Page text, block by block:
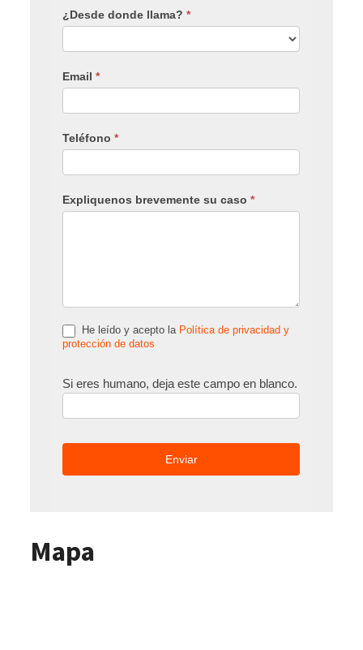
¿Desde donde llama?*
Email*
Teléfono*
Expliquenos brevemente su caso*
He leído y acepto la Política de privacidad y
protección de datos
Si eres humano, deja este campo en blanco.
Mapa